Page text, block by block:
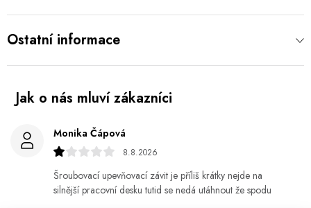
Ostatní informace
Monika Čápová
8.8.2026
Šroubovací upevňovací závit je příliš krátky nejde na
silnější pracovní desku tutid se nedá utáhnout že spodu